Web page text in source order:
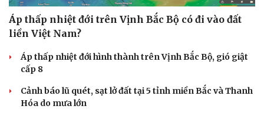
Áp thấp nhiệt đới trên Vịnh Bắc Bộ có đi vào đất
liền Việt Nam?
Áp thấp nhiệt đới hình thành trên Vịnh Bắc Bộ, gió giật
cấp 8
Cảnh báo lũ quét, sạt lở đất tại 5 tỉnh miền Bắc và Thanh
Hóa do mưa lớn